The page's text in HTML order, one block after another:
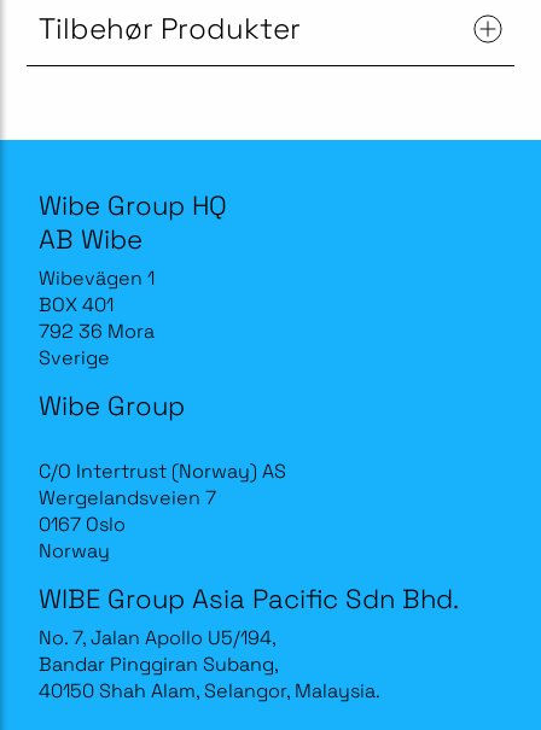
Tilbehør Produkter
Wibe Group HQ
AB Wibe
Wibevägen 1
BOX 401
792 36 Mora
Sverige
Wibe Group
C/O Intertrust (Norway) AS
Wergelandsveien 7
0167 Oslo
Norway
WIBE Group Asia Pacific Sdn Bhd.
No. 7, Jalan Apollo U5/194,
Bandar Pinggiran Subang,
40150 Shah Alam, Selangor, Malaysia.